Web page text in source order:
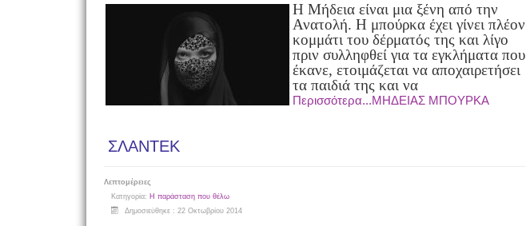
Η Μήδεια είναι μια ξένη από την
Ανατολή. Η μπούρκα έχει γίνει πλέον
κομμάτι του δέρματός της και λίγο
πριν συλληφθεί για τα εγκλήματα που
έκανε, ετοιμάζεται να αποχαιρετήσει
τα παιδιά της και να
Περισσότερα...ΜΗΔΕΙΑΣ ΜΠΟΥΡΚΑ
ΣΛΑΝΤΕΚ
Λεπτομέρειες
Κατηγορία: Η παράσταση που θέλω
Δημοσιεύθηκε : 22 Οκτωβρίου 2014